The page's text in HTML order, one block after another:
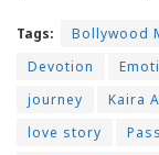
Tags: Bollywood
Devotion
journey
Kaira
love story